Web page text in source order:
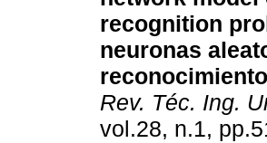
recognition
neuronas
Rev. Téc. Ing.
vol.28, n.1,